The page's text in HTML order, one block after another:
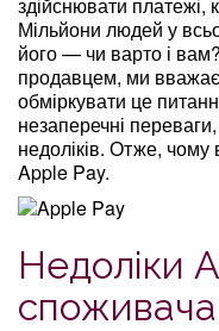
здійснювати платежі,
Мільйони людей у
його — чи варто і
продавцем, ми
обміркувати це
незаперечні
недоліків. Отже, чому
Apple Pay.
Недоліки
споживача